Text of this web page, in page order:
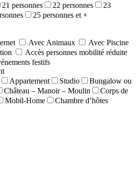
21 personnes 22 personnes
23
25 personnes et +
Avec Animaux
Avec Piscine
Accès personnes mobilité réduite
festifs
Appartement Studio
Bungalow ou
Château – Manoir – Moulin
Corps de
Mobil-Home
Chambre d’hôtes